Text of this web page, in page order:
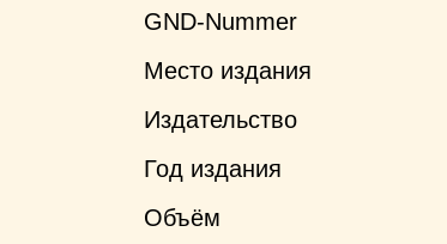
GND-Nummer
Место издания
Издательство
Год издания
Объём